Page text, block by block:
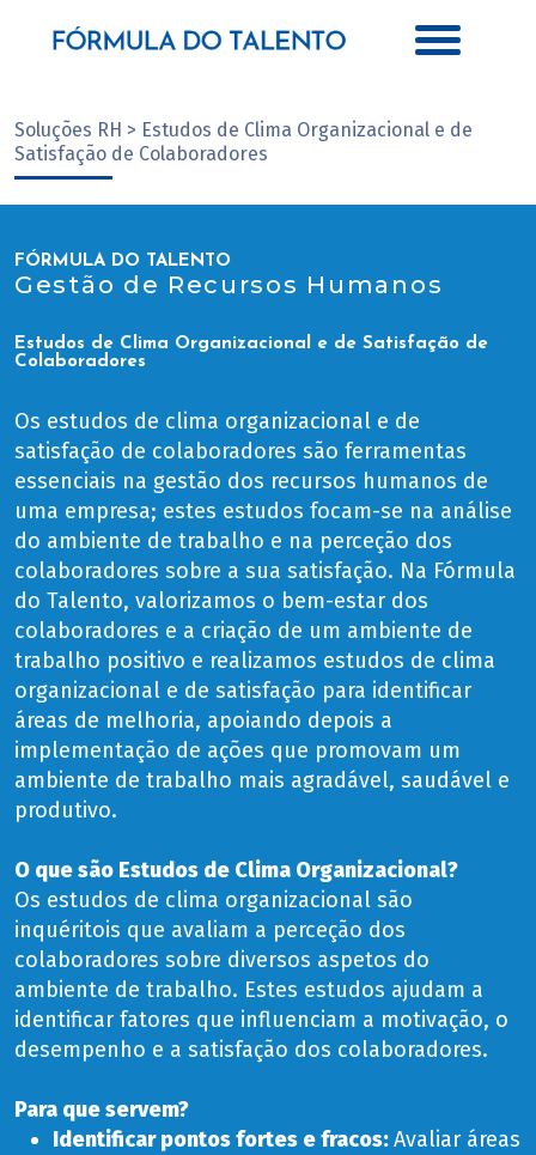
Soluções RH > Estudos de Clima Organizacional e de
Satisfação de Colaboradores
FÓRMULA DO TALENTO
Gestão de Recursos Humanos
Estudos de Clima Organizacional e de Satisfação de
Colaboradores
Os estudos de clima organizacional e de
satisfação de colaboradores são ferramentas
essenciais na gestão dos recursos humanos de
uma empresa; estes estudos focam-se na análise
do ambiente de trabalho e na perceção dos
colaboradores sobre a sua satisfação. Na Fórmula
do Talento, valorizamos o bem-estar dos
colaboradores e a criação de um ambiente de
trabalho positivo e realizamos estudos de clima
organizacional e de satisfação para identificar
áreas de melhoria, apoiando depois a
implementação de ações que promovam um
ambiente de trabalho mais agradável, saudável e
produtivo.
O que são Estudos de Clima Organizacional?
Os estudos de clima organizacional são
inquéritois que avaliam a perceção dos
colaboradores sobre diversos aspetos do
ambiente de trabalho. Estes estudos ajudam a
identificar fatores que influenciam a motivação, o
desempenho e a satisfação dos colaboradores.
Para que servem?
Identificar pontos fortes e fracos:Avaliar áreas